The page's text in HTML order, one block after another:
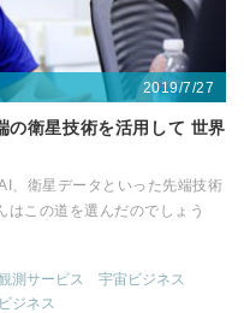
2019/7/27
の衛星技術を活用して 世界
、衛星データといった先端技術
この道を選んだのでしょう
測サービス
宇宙ビジネス
ジネス